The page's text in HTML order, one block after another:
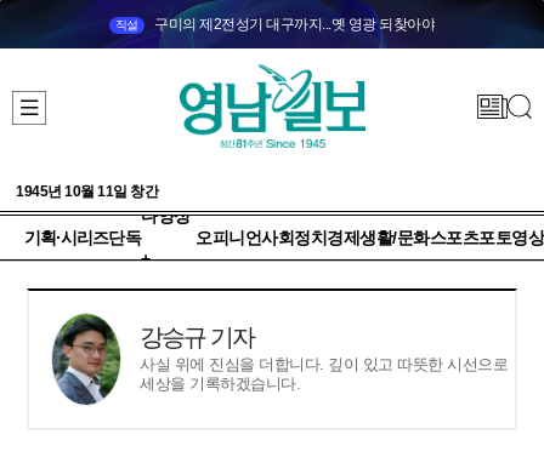
직설 구미의 제2전성기 대구까지...옛 영광 되찾아야
1945년 10월 11일 창간
기획·시리즈단독
다양성
+
오피니언사회정치 경제생활/문화스포츠포토영상
강승규 기자
사실 위에 진심을 더합니다. 깊이 있고 따뜻한 시선으로
세상을 기록하겠습니다.